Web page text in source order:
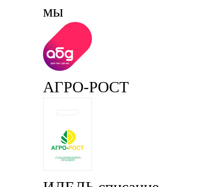
мы
АГРО-РОСТ